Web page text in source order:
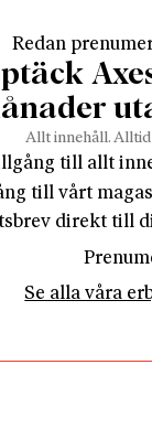
Redan
Allt innehåll.
till allt
till vårt
direkt till
Se alla våra